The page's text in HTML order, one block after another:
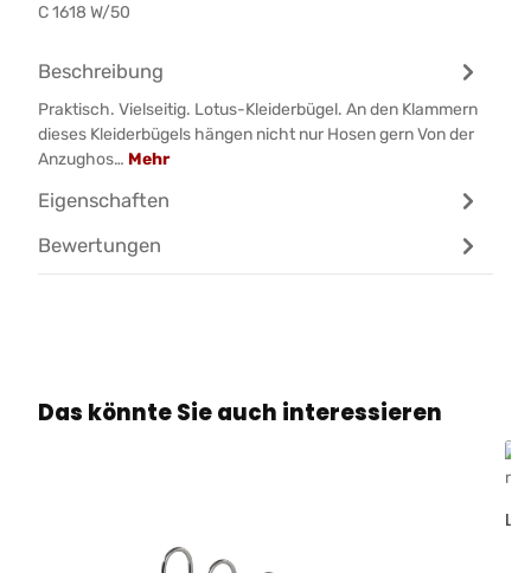
C 1618 W/50
Beschreibung
Praktisch. Vielseitig. Lotus-Kleiderbügel. An den Klammern
dieses Kleiderbügels hängen nicht nur Hosen gern Von der
Anzughos… Mehr
Eigenschaften
Bewertungen
Produktgalerie überspringen
Das könnte Sie auch interessieren